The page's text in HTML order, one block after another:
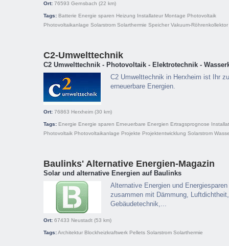
Ort: 76593 Gernsbach (22 km)
Tags: Batterie Energie sparen Heizung Installateur Montage Photovoltaik
Photovoltaikanlage Solarstrom Solarthermie Speicher Vakuum-Röhrenkollektor
C2-Umwelttechnik
C2 Umwelttechnik - Photovoltaik - Elektrotechnik -
C2 Umwelttechnik in Herxheim ist Ihr
erneuerbare Energien.
Ort: 76863 Herxheim (30 km)
Tags: Energie Energie sparen Erneuerbare Energien Ertragsprognose
Photovoltaik Photovoltaikanlage Projekte Projektentwicklung Solarstrom
Baulinks' Alternative Energien-Magazin
Solar und alternative Energien auf Baulinks
Alternative Energien und
zusammen mit Dämmung,
Gebäudetechnik,...
Ort: 67433 Neustadt (53 km)
Tags:Architektur Blockheizkraftwerk Pellets Solarstrom Solarthermie